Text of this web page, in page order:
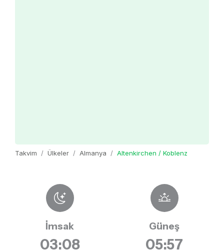
Takvim Ülkeler Almanya Altenkirchen / Koblenz
İmsak
03:08
Güneş
05:57